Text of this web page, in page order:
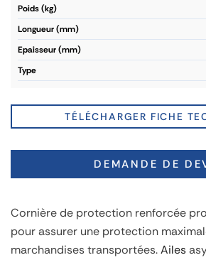
poids (kg)
longueur (mm)
epaisseur (mm)
type
TÉLÉCHARGER FICHE
DEMANDE DE
Cornière de protection renforcée
pour assurer une protection
marchandises transportées.Ailes